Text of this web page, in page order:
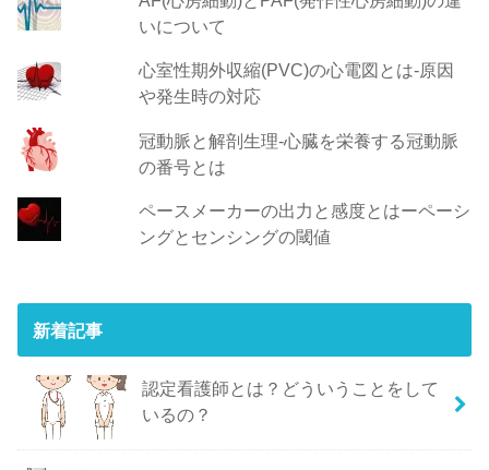
いについて
心室性期外収縮(PVC)の心電図とは-原因
や発生時の対応
冠動脈と解剖生理-心臓を栄養する冠動脈
の番号とは
ペースメーカーの出力と感度とはーペーシ
ングとセンシングの閾値
新着記事
認定看護師とは？どういうことをして
いるの？